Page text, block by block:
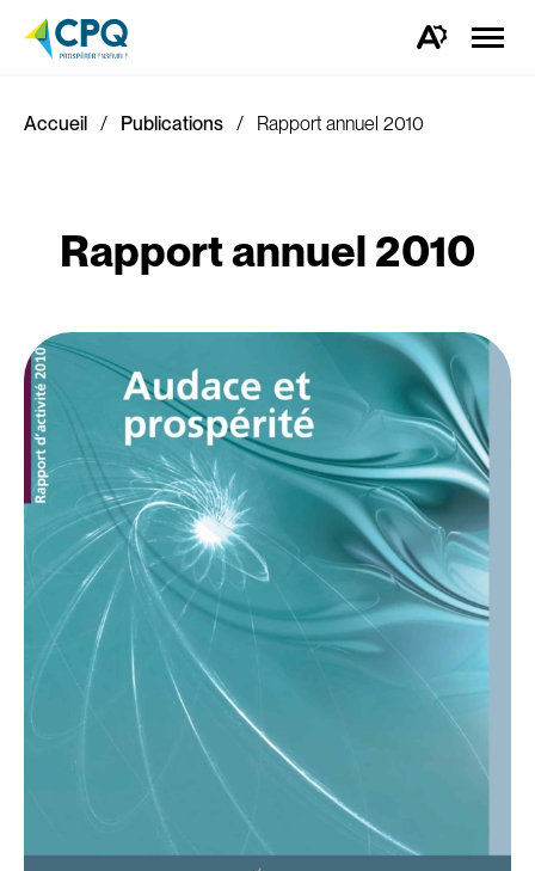
Ouvrez
la
Accueil Publications Rapport annuel 2010
Rapport annuel 2010